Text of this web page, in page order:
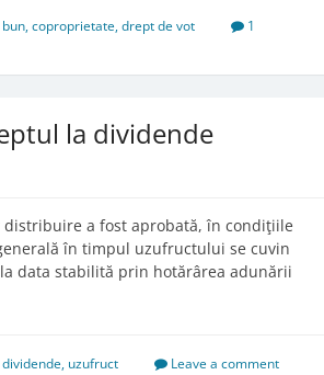
bun,coproprietate,drept de vot
1
la dividende
distribuire a fost aprobată, în condiţiile
în timpul uzufructului se cuvin
data stabilită prin hotărârea adunării
dividende, uzufruct Leave a comment